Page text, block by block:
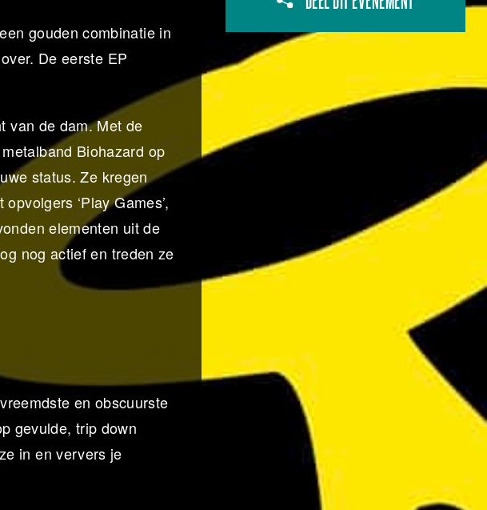
gouden combinatie in
De eerste EP
van de dam. Met de
Biohazard op
status. Ze kregen
‘Play Games’,
elementen uit de
nog actief en treden ze
en obscuurste
gevulde, trip down
in en ververs je